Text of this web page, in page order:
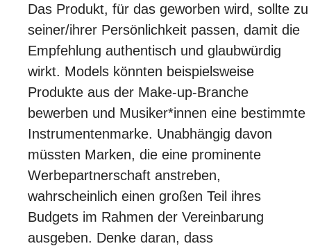
Das Produkt, für das geworben wird, sollte zu
seiner/ihrer Persönlichkeit passen, damit die
Empfehlung authentisch und glaubwürdig
wirkt. Models könnten beispielsweise
Produkte aus der Make-up-Branche
bewerben und Musiker*innen eine bestimmte
Instrumentenmarke. Unabhängig davon
müssten Marken, die eine prominente
Werbepartnerschaft anstreben,
wahrscheinlich einen großen Teil ihres
Budgets im Rahmen der Vereinbarung
ausgeben. Denke daran, dass